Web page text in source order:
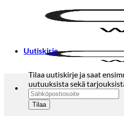
Uutiskirje
Tilaa uutiskirje ja saat
uutuuksista sekä